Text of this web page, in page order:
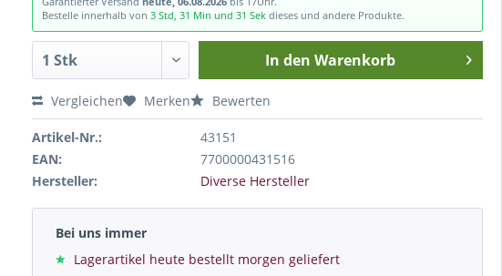
Bestelle innerhalb von3 Std, 31 Min und 30 Sek dieses und andere Produkte.
In den Warenkorb
Vergleichen Merken Bewerten
Artikel-Nr.:
43151
EAN:
7700000431516
Hersteller:
Diverse Hersteller
Bei uns immer
Lagerartikel heute bestellt morgen geliefert